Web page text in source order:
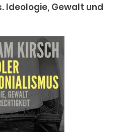
Ideologie, Gewalt und